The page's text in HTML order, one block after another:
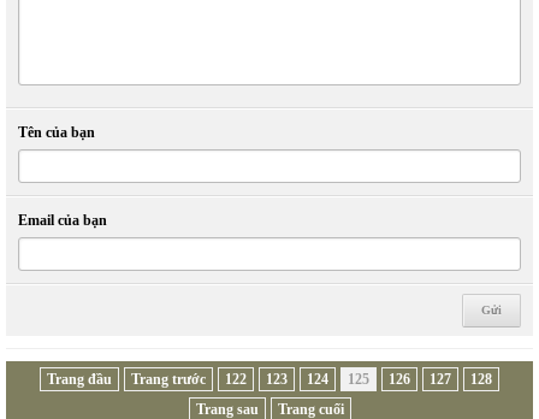
Tên của bạn
Email của bạn
Trang đầu Trang trước 122 123 124 125 126 127
128
Trang sau
Trang cuối